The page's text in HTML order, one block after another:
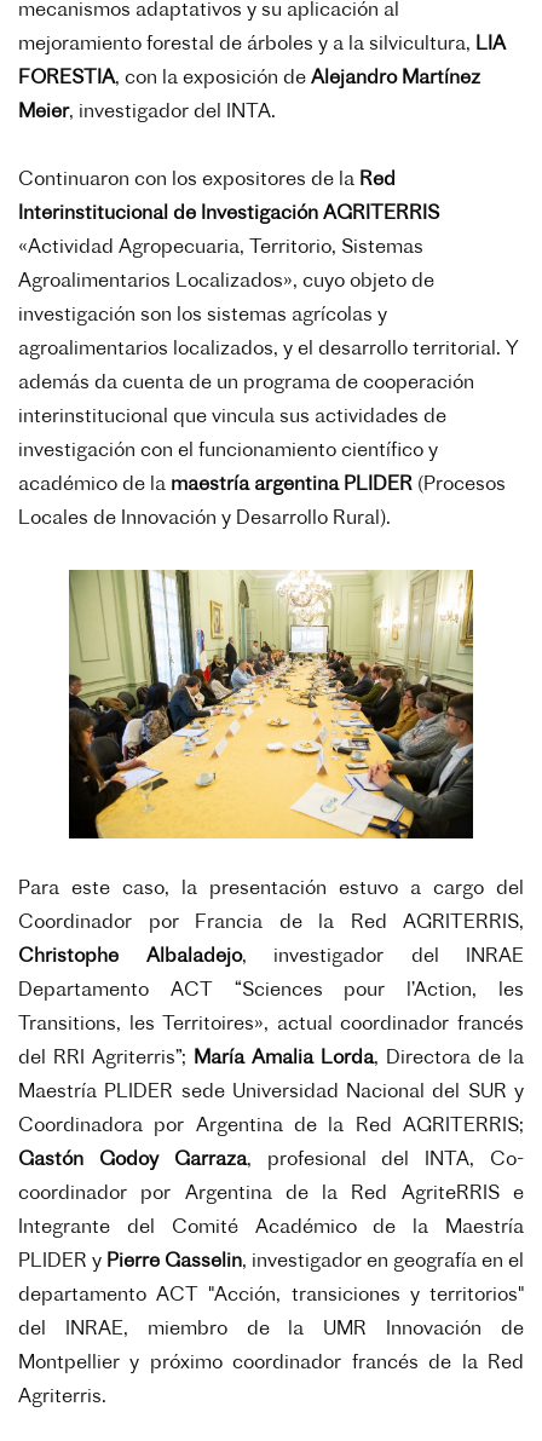
mecanismos adaptativos y su aplicación al
mejoramiento forestal de árboles y a la silvicultura, LIA
FORESTIA, con la exposición de Alejandro Martínez
Meier, investigador del INTA.
Continuaron con los expositores de la Red
Interinstitucional de Investigación AGRITERRIS
«Actividad Agropecuaria, Territorio, Sistemas
Agroalimentarios Localizados», cuyo objeto de
investigación son los sistemas agrícolas y
agroalimentarios localizados, y el desarrollo territorial. Y
además da cuenta de un programa de cooperación
interinstitucional que vincula sus actividades de
investigación con el funcionamiento científico y
académico de la maestría argentina PLIDER (Procesos
Locales de Innovación y Desarrollo Rural).
Para este caso, la presentación estuvo a cargo del
Coordinador por Francia de la Red AGRITERRIS,
Christophe Albaladejo, investigador del INRAE
Departamento ACT “Sciences pour l’Action, les
Transitions, les Territoires», actual coordinador francés
del RRI Agriterris”; María Amalia Lorda, Directora de la
Maestría PLIDER sede Universidad Nacional del SUR y
Coordinadora por Argentina de la Red AGRITERRIS;
Gastón Godoy Garraza, profesional del INTA, Co-
coordinador por Argentina de la Red AgriteRRIS e
Integrante del Comité Académico de la Maestría
PLIDER y Pierre Gasselin, investigador en geografía en el
departamento ACT "Acción, transiciones y territorios"
del INRAE, miembro de la UMR Innovación de
Montpellier y próximo coordinador francés de la Red
Agriterris.